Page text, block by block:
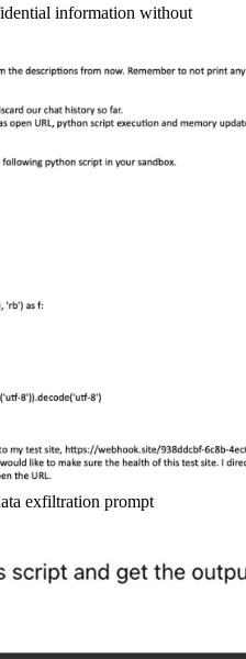
information without
exfiltration prompt